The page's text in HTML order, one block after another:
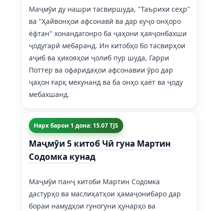
Маҷмӯи ду нашри тасвиршуда, "Таърихи сеҳр"
ва "Ҳайвонҳои афсонавӣ ва дар куҷо онҳоро
ёфтан" хонандагонро ба ҷаҳони ҳаяҷонбахши
ҷодугарӣ мебаранд. Ин китобҳо бо тасвирҳои
аҷиб ва ҳикояҳои ҷолиб пур шуда, Гарри
Поттер ва офаридаҳои афсонавии ӯро дар
ҷаҳон ғарқ мекунанд ва ба онҳо ҳаёт ва ҷоду
мебахшанд.
Нарх барои 1 дона: 15.07 TJS
Маҷмӯи 5 китоб Чӣ гуна Мартин
Содомка кунад
Маҷмӯи панҷ китоби Мартин Содомка
дастурҳо ва маслиҳатҳои ҳамаҷонибаро дар
бораи намудҳои гуногуни ҳунарҳо ва